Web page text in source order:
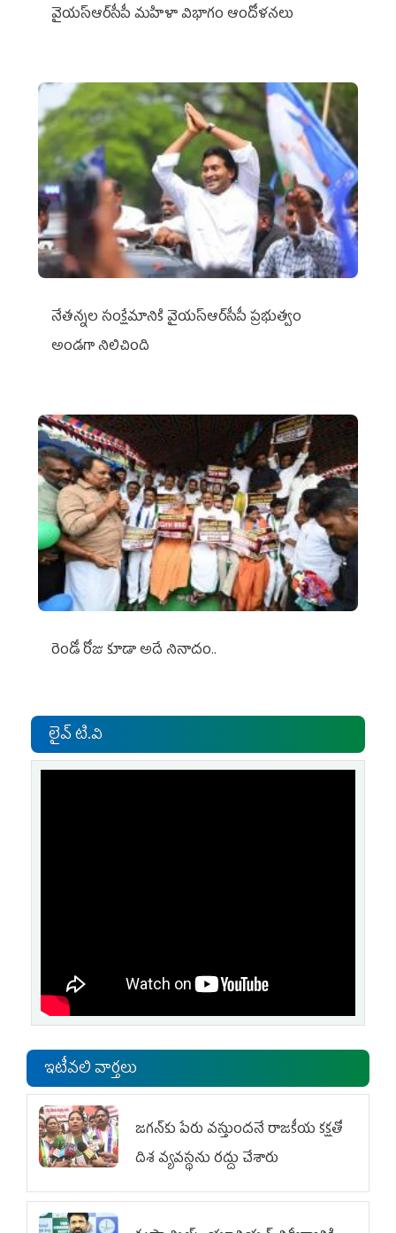
వైయ‌స్ఆర్‌సీపీ మహిళా విభాగం ఆందోళనలు
నేతన్నల సంక్షేమానికి వైయ‌స్ఆర్‌సీపీ ప్రభుత్వం
అండగా నిలిచింది
రెండో రోజు కూడా అదే నినాదం..
లైవ్ టి.వి
ఇటీవలి వార్తలు
జగన్‌కు పేరు వస్తుందనే రాజకీయ కక్షతో
దిశ వ్య‌వ‌స్థ‌ను రద్దు చేశారు